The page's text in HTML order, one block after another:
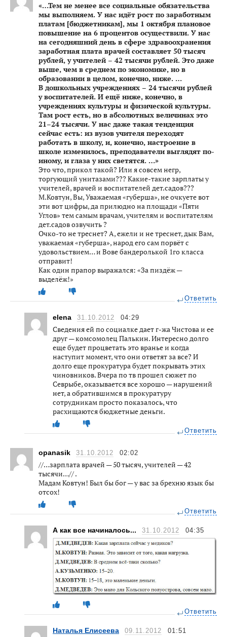
«…Тем не менее все социальные обязательства
мы выполняем. У нас идёт рост по заработным
платам [бюджетникам], мы 1 октября плановое
повышение на 6 процентов осуществили. У нас
на сегодняшний день в сфере здравоохранения
заработная плата врачей составляет 50 тысяч
рублей, у учителей – 42 тысячи рублей. Это даже
выше, чем в среднем по экономике, но в
образовании в целом, конечно, ниже. …
В дошкольных учреждениях – 24 тысячи рублей
у воспитателей. И ещё ниже, конечно, в
учреждениях культуры и физической культуры.
Там рост есть, но в абсолютных величинах это
21–24 тысячи. У нас даже такая тенденция
сейчас есть: из вузов учителя переходят
работать в школу, и, конечно, настроение в
школе изменилось, преподаватели выглядят по-
иному, и глаза у них светятся. …»
Это что, прикол такой? Или я совсем негр,
торгующий унитазами??? Какие-такие зарплаты у
учителей, врачей и воспитателей дет.садов???
М.Ковтун, Вы, Уважаемая «губерша», не очкуете вот
эти вот цифры, да прилюдно на площади «Пяти
Углов» тем самым врачам, учителям и воспитателям
дет.садов озвучить ?
Очко-то не треснет? А, ежели и не треснет, дык Вам,
уважаемая «губерша», народ его сам порвёт с
удовольствием… и Вове бандеролькой 1го класса
отправит!
Как один прапор выражался: «За пиздёж —
выделёж!»
Ответить
elena 31.10.2012 04:29
Сведения ей по социалке дает г-жа Чистова и ее
друг — комсомолец Палькин. Интересно долго
еще будет процветать это вранье и когда
наступит момент, что они ответят за все? И
долго еще прокуратура будет покрывать этих
чиновников. Вчера по тв прошел сюжет по
Севрыбе, оказывается все хорошо — нарушений
нет, а обратившимся в прокуратуру
сотрудникам просто показалось, что
расхищаются бюджетные деньги.
Ответить
opanasik 31.10.2012 02:02
//…зарплата врачей — 50 тысяч, учителей — 42
тысячи…// .
Мадам Ковтун! Был бы бог — у вас за брехню язык бы
отсох!
Ответить
А как все начиналось... 31.10.2012 04:35
Ответить
Наталья Елисеева 09.11.2012 01:51